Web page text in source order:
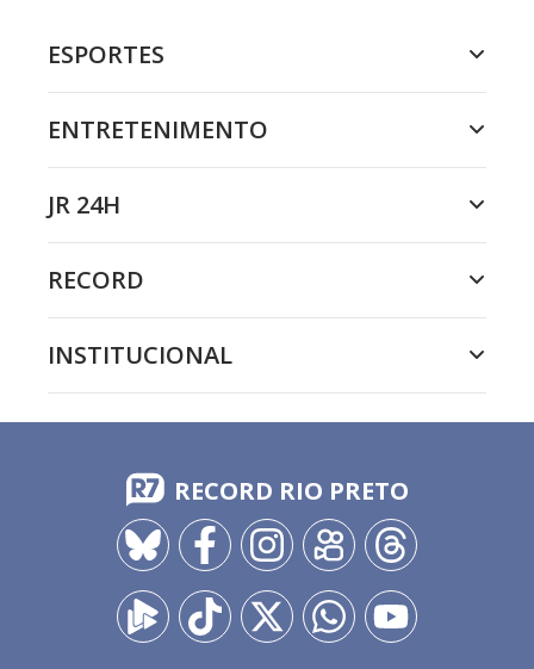
ESPORTES
ENTRETENIMENTO
JR 24H
RECORD
INSTITUCIONAL
RECORD RIO PRETO